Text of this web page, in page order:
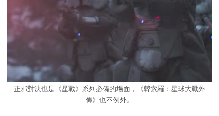
正邪對決也是《星戰》系列必備的場面，《韓索羅：星球大戰外
傳》也不例外。